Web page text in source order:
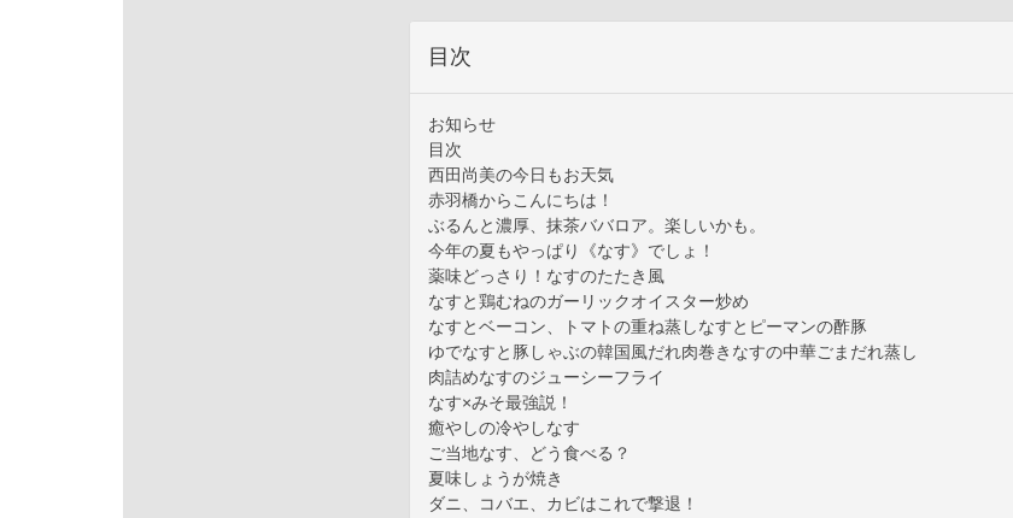
目次
お知らせ
目次
西田尚美の今日もお天気
赤羽橋からこんにちは！
ぶるんと濃厚、抹茶ババロア。楽しいかも。
今年の夏もやっぱり《なす》でしょ！
薬味どっさり！なすのたたき風
なすと鶏むねのガーリックオイスター炒め
なすとベーコン、トマトの重ね蒸しなすとピーマンの酢豚
ゆでなすと豚しゃぶの韓国風だれ肉巻きなすの中華ごまだれ蒸し
肉詰めなすのジューシーフライ
なす×みそ最強説！
癒やしの冷やしなす
ご当地なす、どう食べる？
夏味しょうが焼き
ダニ、コバエ、カビはこれで撃退！